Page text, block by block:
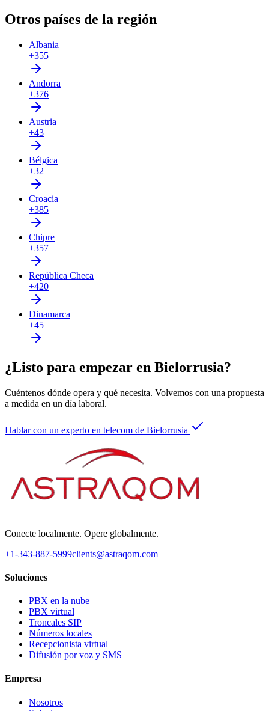
Otros países de la región
Albania
+355
Andorra
+376
Austria
+43
Bélgica
+32
Croacia
+385
Chipre
+357
República Checa
+420
Dinamarca
+45
¿Listo para empezar en Bielorrusia?
Cuéntenos dónde opera y qué necesita. Volvemos con una propuesta
a medida en un día laboral.
Hablar con un experto en telecom de Bielorrusia
Conecte localmente. Opere globalmente.
+1-343-887-5999clients@astraqom.com
Soluciones
PBX en la nube
PBX virtual
Troncales SIP
Números locales
Recepcionista virtual
Difusión por voz y SMS
Empresa
Nosotros